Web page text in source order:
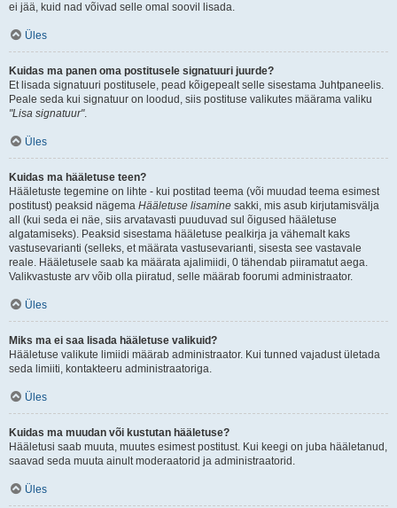
ei jää, kuid nad võivad selle omal soovil lisada.
Üles
Kuidas ma panen oma postitusele signatuuri juurde?
Et lisada signatuuri postitusele, pead kõigepealt selle sisestama Juhtpaneelis.
Peale seda kui signatuur on loodud, siis postituse valikutes määrama valiku
"Lisa signatuur".
Üles
Kuidas ma hääletuse teen?
Hääletuste tegemine on lihte - kui postitad teema (või muudad teema esimest
postitust) peaksid nägema Hääletuse lisamine sakki, mis asub kirjutamisvälja
all (kui seda ei näe, siis arvatavasti puuduvad sul õigused hääletuse
algatamiseks). Peaksid sisestama hääletuse pealkirja ja vähemalt kaks
vastusevarianti (selleks, et määrata vastusevarianti, sisesta see vastavale
reale. Hääletusele saab ka määrata ajalimiidi, 0 tähendab piiramatut aega.
Valikvastuste arv võib olla piiratud, selle määrab foorumi administraator.
Üles
Miks ma ei saa lisada hääletuse valikuid?
Hääletuse valikute limiidi määrab administraator. Kui tunned vajadust ületada
seda limiiti, kontakteeru administraatoriga.
Üles
Kuidas ma muudan või kustutan hääletuse?
Hääletusi saab muuta, muutes esimest postitust. Kui keegi on juba hääletanud,
saavad seda muuta ainult moderaatorid ja administraatorid.
Üles